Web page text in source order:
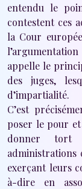
entendu le
contestent ces
la Cour
appelle le
des juges,
d’impartialité.
C’est
poser le pour
donner tort
administrations
exerçant leurs
à-dire en